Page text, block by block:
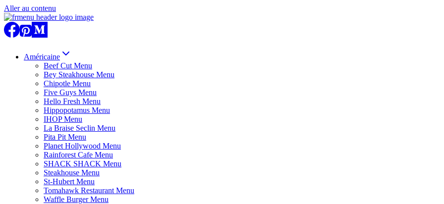
Aller au contenu
Américaine
Beef Cut Menu
Bey Steakhouse Menu
Chipotle Menu
Five Guys Menu
Hello Fresh Menu
Hippopotamus Menu
IHOP Menu
La Braise Seclin Menu
Pita Pit Menu
Planet Hollywood Menu
Rainforest Cafe Menu
SHACK SHACK Menu
Steakhouse Menu
St-Hubert Menu
Tomahawk Restaurant Menu
Waffle Burger Menu